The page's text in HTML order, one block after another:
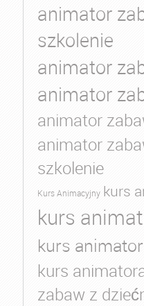
animator
szkolenie
animator
animator
animator
animator
szkolenie
Kurs Animacyjny kurs
kurs
kurs
kurs
zabaw z